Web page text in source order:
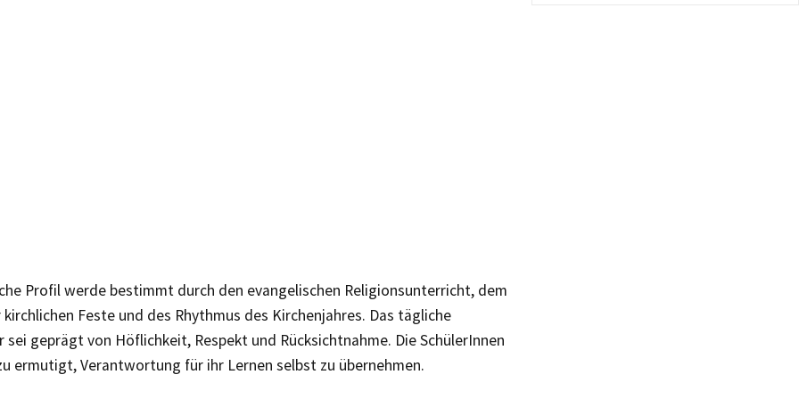
Profil werde bestimmt durch den evangelischen Religionsunterricht, dem
Feste und des Rhythmus des Kirchenjahres. Das tägliche
sei geprägt von Höflichkeit, Respekt und Rücksichtnahme. Die SchülerInnen
ermutigt, Verantwortung für ihr Lernen selbst zu übernehmen.